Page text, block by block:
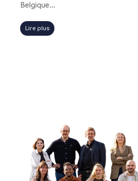
Belgique...
Lire plus